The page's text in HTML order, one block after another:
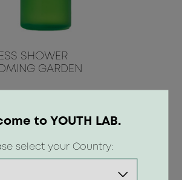
SHOWER
GARDEN
ΑΓΟΡΑ
to YOUTH LAB.
select your Country: